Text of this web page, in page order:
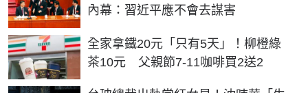
內幕：習近平應不會去謀害
全家拿鐵20元「只有5天」！柳橙綠
茶10元 父親節7-11咖啡買2送2